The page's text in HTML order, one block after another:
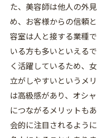
た、美容師は他人の外
め、お客様からの信頼
容室は人と接する業種
いる方も多いといえる
く活躍しているため、
立がしやすいというメ
は高級感があり、オシ
につながるメリットも
会的に注目されるよう